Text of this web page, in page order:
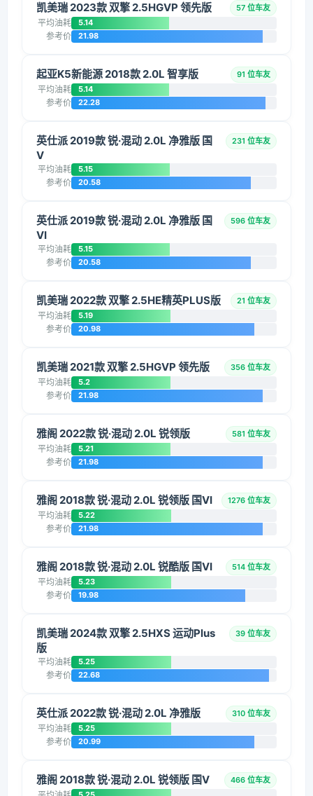
凯美瑞 2023款 双擎 2.5HGVP 领先版 57 位车友
平均油耗 5.14
参考价 21.98
起亚K5新能源 2018款 2.0L 智享版 91 位车友
平均油耗 5.14
参考价 22.28
英仕派 2019款 锐·混动 2.0L 净雅版 国
V
231 位车友
平均油耗 5.15
参考价 20.58
英仕派 2019款 锐·混动 2.0L 净雅版 国
VI
596 位车友
平均油耗 5.15
参考价 20.58
凯美瑞 2022款 双擎 2.5HE精英PLUS版 21 位车友
平均油耗 5.19
参考价 20.98
凯美瑞 2021款 双擎 2.5HGVP 领先版 356 位车友
平均油耗 5.2
参考价 21.98
雅阁 2022款 锐·混动 2.0L 锐领版 581 位车友
平均油耗 5.21
参考价 21.98
雅阁 2018款 锐·混动 2.0L 锐领版 国VI 1276 位车友
平均油耗 5.22
参考价 21.98
雅阁 2018款 锐·混动 2.0L 锐酷版 国VI 514 位车友
平均油耗 5.23
参考价 19.98
凯美瑞 2024款 双擎 2.5HXS 运动Plus
版
39 位车友
平均油耗 5.25
参考价 22.68
英仕派 2022款 锐·混动 2.0L 净雅版 310 位车友
平均油耗 5.25
参考价 20.99
雅阁 2018款 锐·混动 2.0L 锐领版 国V 466 位车友